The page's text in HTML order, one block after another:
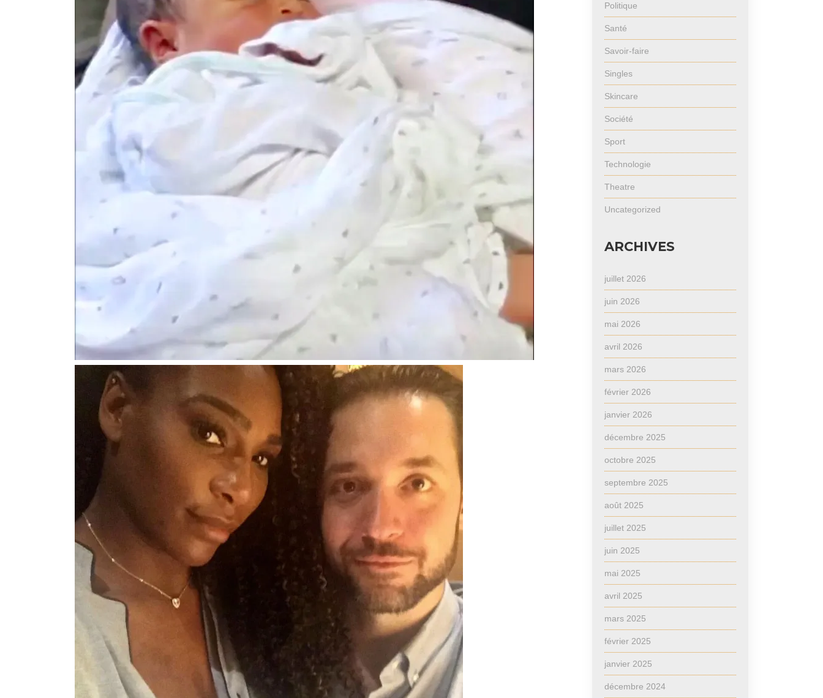
Politique
Santé
Savoir-faire
Singles
Skincare
Société
Sport
Technologie
Theatre
Uncategorized
ARCHIVES
juillet 2026
juin 2026
mai 2026
avril 2026
mars 2026
février 2026
janvier 2026
décembre 2025
octobre 2025
septembre 2025
août 2025
juillet 2025
juin 2025
mai 2025
avril 2025
mars 2025
février 2025
janvier 2025
décembre 2024